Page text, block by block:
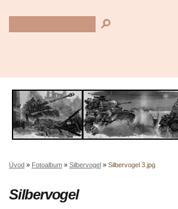
Úvod » Fotoalbum » Silbervogel » Silbervogel 3.jpg
Silbervogel